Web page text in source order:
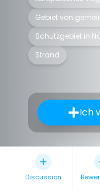
Gebiet von
Schutzgebiet in
Strand
Ich
Discussion